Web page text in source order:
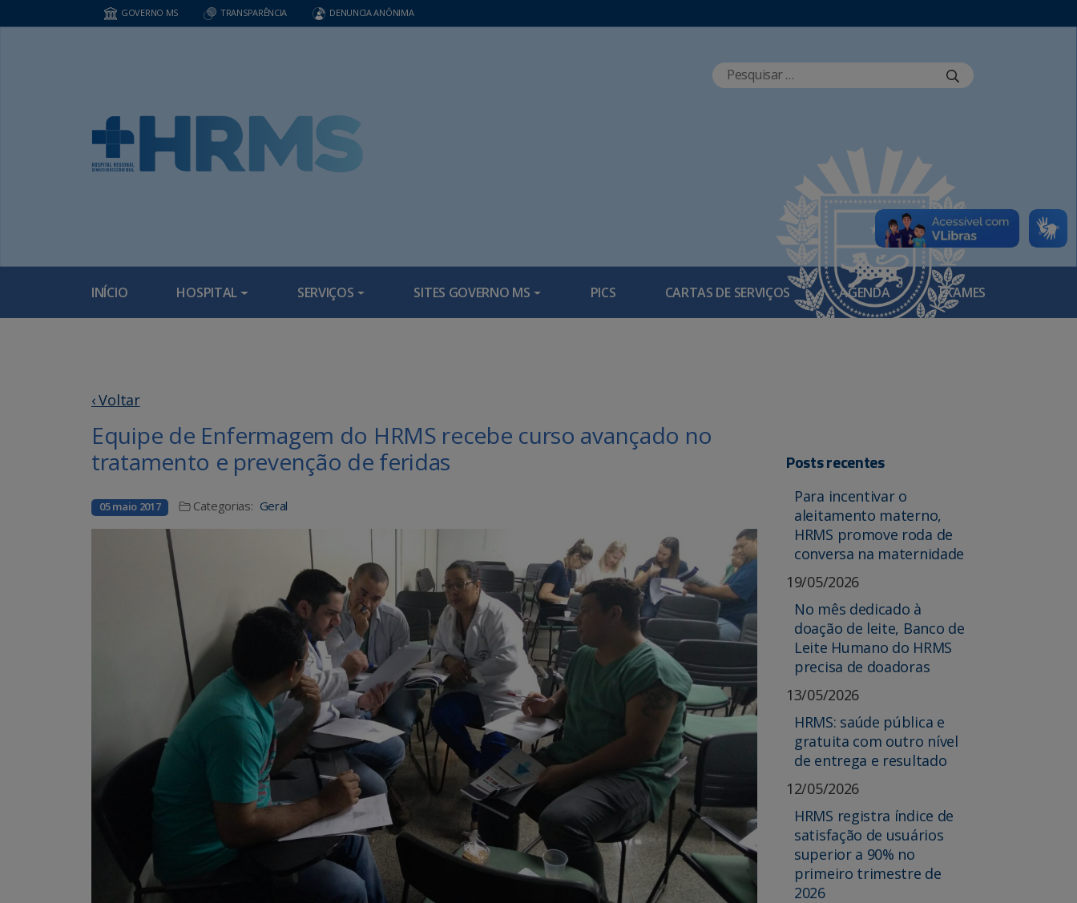
GOVERNO MS TRANSPARÊNCIA DENUNCIA ANÔNIMA
INÍCIO HOSPITAL SERVIÇOS SITES GOVERNO MS PICS CARTAS DE SERVIÇOS AGENDA EXAMES
‹ Voltar
Equipe de Enfermagem do HRMS recebe curso avançado no
tratamento e prevenção de feridas
05 maio 2017 Categorias: Geral
Posts recentes
Para incentivar o
aleitamento materno,
HRMS promove roda de
conversa na maternidade
19/05/2026
No mês dedicado à
doação de leite, Banco de
Leite Humano do HRMS
precisa de doadoras
13/05/2026
HRMS: saúde pública e
gratuita com outro nível
de entrega e resultado
12/05/2026
HRMS registra índice de
satisfação de usuários
superior a 90% no
primeiro trimestre de
2026